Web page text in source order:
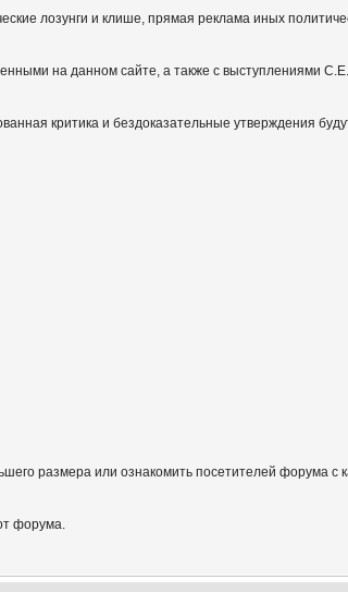
лозунги и клише, прямая реклама иных
на данном сайте, а также с выступлениями
критика и бездоказательные утверждения
размера или ознакомить посетителей форума с
форума.